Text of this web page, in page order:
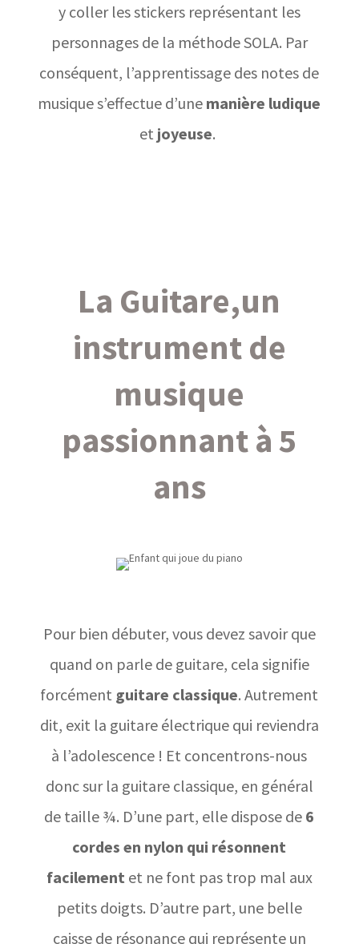
y coller les stickers représentant les
personnages de la méthode SOLA. Par
conséquent, l’apprentissage des notes de
musique s’effectue d’une manière ludique
et joyeuse.
La Guitare,un
instrument de
musique
passionnant à 5
ans
Pour bien débuter, vous devez savoir que
quand on parle de guitare, cela signifie
forcément guitare classique. Autrement
dit, exit la guitare électrique qui reviendra
à l’adolescence ! Et concentrons-nous
donc sur la guitare classique, en général
de taille ¾. D’une part, elle dispose de 6
cordes en nylon qui résonnent
facilement et ne font pas trop mal aux
petits doigts. D’autre part, une belle
caisse de résonance qui représente un